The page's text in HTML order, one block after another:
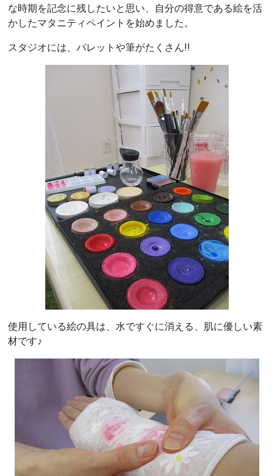
な時期を記念に残したいと思い、自分の得意である絵を活
かしたマタニティペイントを始めました。
スタジオには、パレットや筆がたくさん!!
使用している絵の具は、水ですぐに消える、肌に優しい素
材です♪